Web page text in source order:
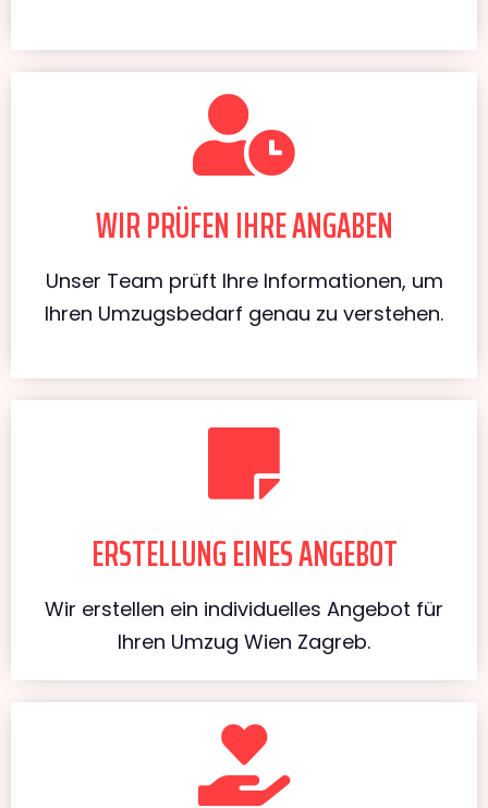
WIR PRÜFEN IHRE ANGABEN
Unser Team prüft Ihre Informationen, um
Ihren Umzugsbedarf genau zu verstehen.
ERSTELLUNG EINES ANGEBOT
Wir erstellen ein individuelles Angebot für
Ihren Umzug Wien Zagreb.